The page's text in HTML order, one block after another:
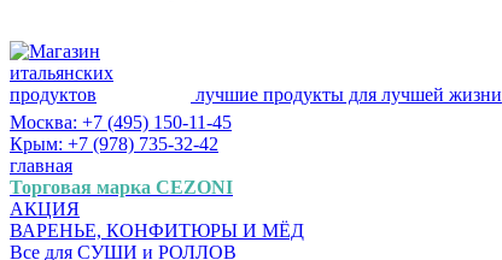
лучшие продукты для лучшей жизни
Москва: +7 (495) 150-11-45
Крым: +7 (978) 735-32-42
главная
Торговая марка CEZONI
АКЦИЯ
ВАРЕНЬЕ, КОНФИТЮРЫ И МЁД
Все для СУШИ и РОЛЛОВ